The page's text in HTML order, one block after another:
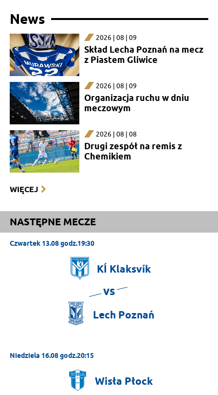
News
2026 | 08 | 09
Skład Lecha Poznań na mecz
z Piastem Gliwice
2026 | 08 | 09
Organizacja ruchu w dniu
meczowym
2026 | 08 | 08
Drugi zespół na remis z
Chemikiem
WIĘCEJ
NASTĘPNE MECZE
Czwartek 13.08 godz.19:30
KÍ Klaksvík
vs
Lech Poznań
Niedziela 16.08 godz.20:15
Wisła Płock